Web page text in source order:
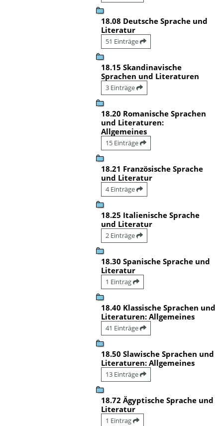
18.08 Deutsche Sprache und
Literatur
51 Einträge
18.15 Skandinavische
Sprachen und Literaturen
3 Einträge
18.20 Romanische Sprachen
und Literaturen:
Allgemeines
15 Einträge
18.21 Französische Sprache
und Literatur
4 Einträge
18.25 Italienische Sprache
und Literatur
2 Einträge
18.30 Spanische Sprache und
Literatur
1 Eintrag
18.40 Klassische Sprachen und
Literaturen: Allgemeines
41 Einträge
18.50 Slawische Sprachen und
Literaturen: Allgemeines
13 Einträge
18.72 Ägyptische Sprache und
Literatur
1 Eintrag